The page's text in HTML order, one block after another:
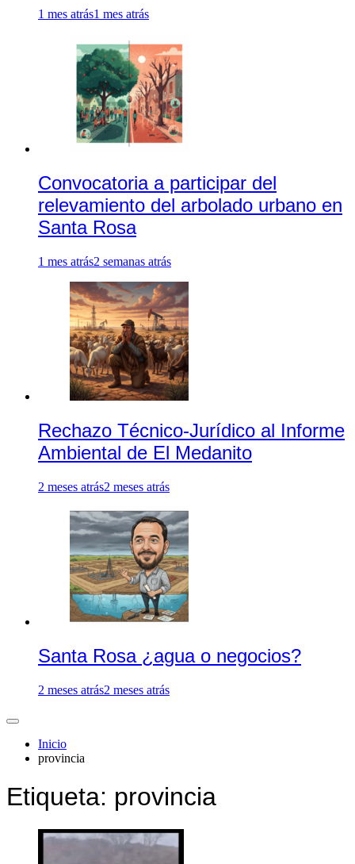
1 mes atrás1 mes atrás
Convocatoria a participar del
relevamiento del arbolado urbano en
Santa Rosa
1 mes atrás2 semanas atrás
Rechazo Técnico-Jurídico al Informe
Ambiental de El Medanito
2 meses atrás2 meses atrás
Santa Rosa ¿agua o negocios?
2 meses atrás2 meses atrás
Inicio
provincia
Etiqueta: provincia